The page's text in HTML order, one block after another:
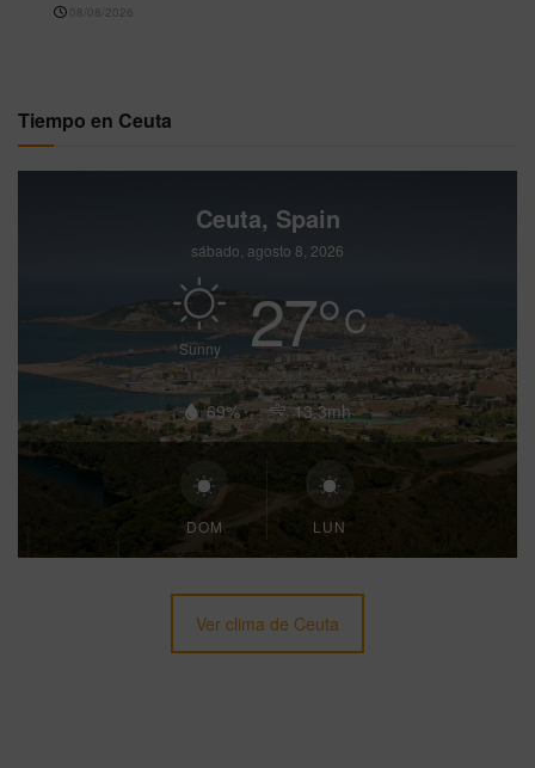
08/08/2026
Tiempo en Ceuta
Ceuta, Spain
sábado, agosto 8, 2026
Sunny 27°C
69% 13.3mh
DOM LUN
Ver clima de Ceuta